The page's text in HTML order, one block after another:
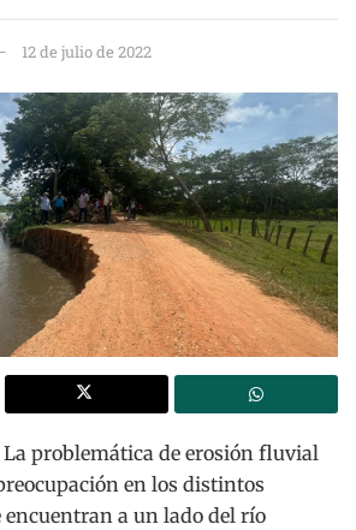
12 de julio de 2022
La problemática de erosión fluvial
en los distintos
a un lado del río